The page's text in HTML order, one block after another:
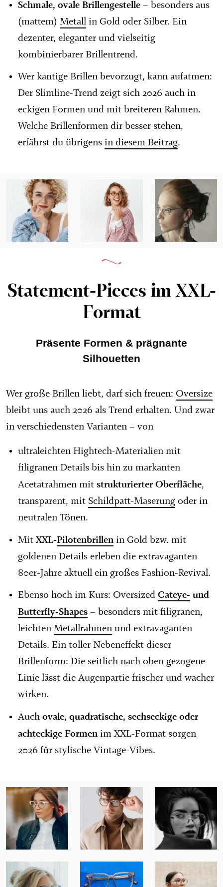
Schmale, ovale Brillengestelle – besonders aus
(mattem) Metall in Gold oder Silber. Ein
dezenter, eleganter und vielseitig
kombinierbarer Brillentrend.
Wer kantige Brillen bevorzugt, kann aufatmen:
Der Slimline-Trend zeigt sich 2026 auch in
eckigen Formen und mit breiteren Rahmen.
Welche Brillenformen dir besser stehen,
erfährst du übrigens in diesem Beitrag.
Statement-Pieces im XXL-
Format
Präsente Formen & prägnante
Silhouetten
Wer große Brillen liebt, darf sich freuen: Oversize
bleibt uns auch 2026 als Trend erhalten. Und zwar
in verschiedensten Varianten – von
ultraleichten Hightech-Materialien mit
filigranen Details bis hin zu markanten
Acetatrahmen mit strukturierter Oberfläche,
transparent, mit Schildpatt-Maserung oder in
neutralen Tönen.
MitXXL-Pilotenbrillen in Gold bzw. mit
goldenen Details erleben die extravaganten
80er-Jahre aktuell ein großes Fashion-Revival.
Ebenso hoch im Kurs: Oversized Cateye- und
Butterfly-Shapes – besonders mit filigranen,
leichten Metallrahmen und extravaganten
Details. Ein toller Nebeneffekt dieser
Brillenform: Die seitlich nach oben gezogene
Linie lässt die Augenpartie frischer und wacher
wirken.
Auch ovale, quadratische, sechseckige oder
achteckige Formen im XXL-Format sorgen
2026 für stylische Vintage-Vibes.